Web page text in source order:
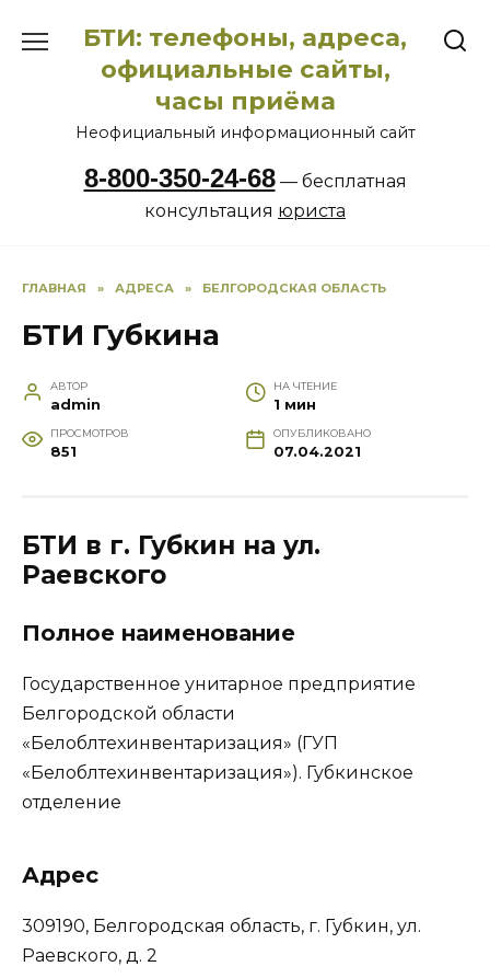
содержанию
БТИ: телефоны, адреса,
официальные сайты,
часы приёма
Неофициальный информационный сайт
8-800-350-24-68— бесплатная
консультация юриста
ГЛАВНАЯ » АДРЕСА » БЕЛГОРОДСКАЯ ОБЛАСТЬ
БТИ Губкина
АВТОР
admin
НА ЧТЕНИЕ
1 мин
ПРОСМОТРОВ
851
ОПУБЛИКОВАНО
07.04.2021
БТИ в г. Губкин на ул.
Раевского
Полное наименование
Государственное унитарное предприятие
Белгородской области
«Белоблтехинвентаризация» (ГУП
«Белоблтехинвентаризация»). Губкинское
отделение
Адрес
309190, Белгородская область, г. Губкин, ул.
Раевского, д. 2